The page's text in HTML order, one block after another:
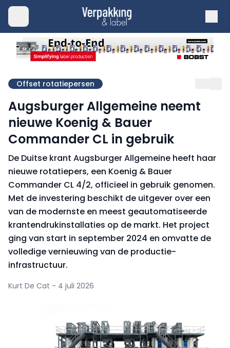
Offset rotatiepersen
Augsburger Allgemeine neemt
nieuwe Koenig & Bauer
Commander CL in gebruik
De Duitse krant Augsburger Allgemeine heeft haar
nieuwe rotatiepers, een Koenig & Bauer
Commander CL 4/2, officieel in gebruik genomen.
Met de investering beschikt de uitgever over een
van de modernste en meest geautomatiseerde
krantendrukinstallaties op de markt. Het project
ging van start in september 2024 en omvatte de
volledige vernieuwing van de productie-
infrastructuur.
Kurt De Cat - 4 juli 2026